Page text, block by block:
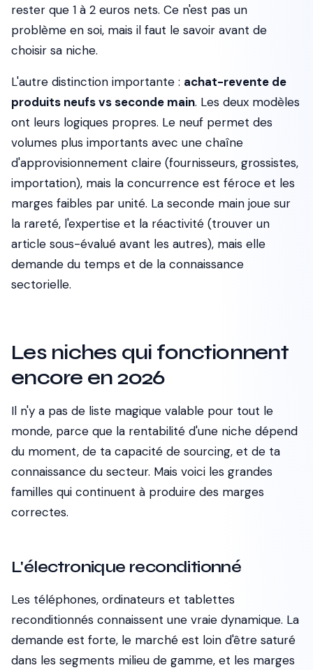
rester que 1 à 2 euros nets. Ce n'est pas un
problème en soi, mais il faut le savoir avant de
choisir sa niche.
L'autre distinction importante : achat-revente de
produits neufs vs seconde main. Les deux modèles
ont leurs logiques propres. Le neuf permet des
volumes plus importants avec une chaîne
d'approvisionnement claire (fournisseurs, grossistes,
importation), mais la concurrence est féroce et les
marges faibles par unité. La seconde main joue sur
la rareté, l'expertise et la réactivité (trouver un
article sous-évalué avant les autres), mais elle
demande du temps et de la connaissance
sectorielle.
Les niches qui fonctionnent
encore en 2026
Il n'y a pas de liste magique valable pour tout le
monde, parce que la rentabilité d'une niche dépend
du moment, de ta capacité de sourcing, et de ta
connaissance du secteur. Mais voici les grandes
familles qui continuent à produire des marges
correctes.
L'électronique reconditionné
Les téléphones, ordinateurs et tablettes
reconditionnés connaissent une vraie dynamique. La
demande est forte, le marché est loin d'être saturé
dans les segments milieu de gamme, et les marges